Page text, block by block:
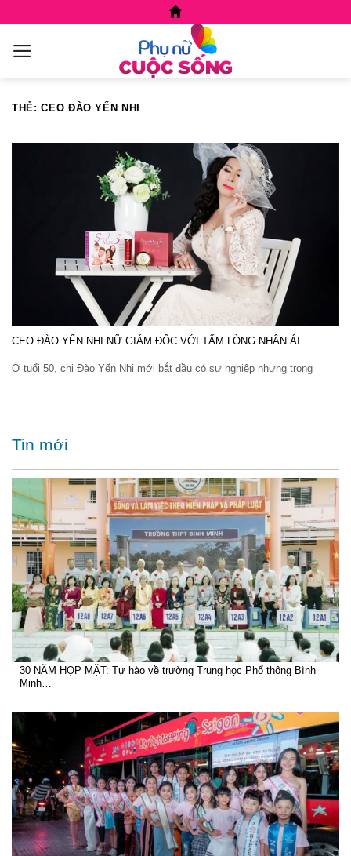
content
THẺ:CEO ĐÀO YẾN NHI
CEO ĐÀO YẾN NHI NỮ GIÁM ĐỐC VỚI TẤM LÒNG NHÂN ÁI
Ở tuổi 50, chị Đào Yến Nhi mới bắt đầu có sự nghiệp nhưng trong
Tin mới
30 NĂM HỌP MẶT: Tự hào về trường Trung học Phổ thông Bình
Minh…